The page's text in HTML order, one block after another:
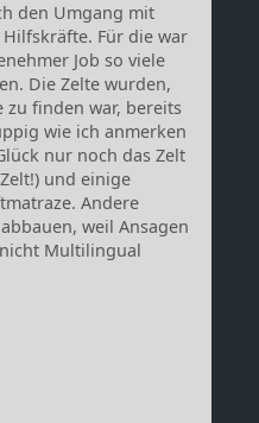
den Umgang mit
Für die war
Job so viele
Die Zelte wurden,
finden war, bereits
wie ich anmerken
nur noch das Zelt
und einige
Andere
weil Ansagen
Multilingual